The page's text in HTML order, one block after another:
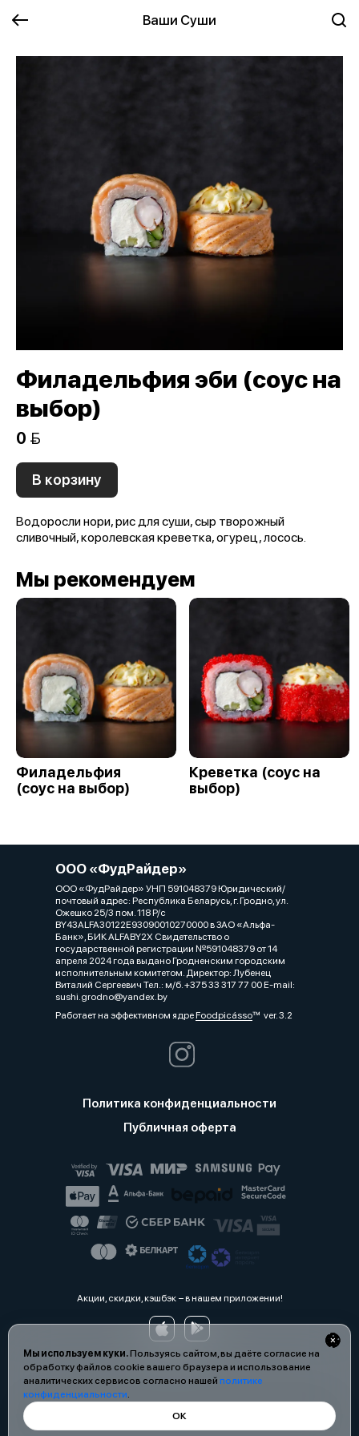
Ваши Суши
Мы используем куки.Пользуясь сайтом, вы даёте согласие на
обработку файлов cookie вашего браузера и использование
аналитических сервисов согласно нашей политике
конфиденциальности.
ОК
Филадельфия эби (соус на
выбор)
0 
В корзину
Водоросли нори, рис для суши, сыр творожный
сливочный, королевская креветка, огурец, лосось.
Мы рекомендуем
Филадельфия
(соус на выбор)
Креветка (соус на
выбор)
ООО «ФудРайдер»
ООО «ФудРайдер» УНП 591048379 Юридический/
почтовый адрес: Республика Беларусь, г. Гродно, ул.
Ожешко 25/3 пом. 118 Р/с
BY43ALFA30122E93090010270000 в ЗАО «Альфа-
Банк», БИК ALFABY2X Свидетельство о
государственной регистрации №591048379 от 14
апреля 2024 года выдано Гродненским городским
исполнительным комитетом. Директор: Лубенец
Виталий Сергеевич Тел.: м/б. +375 33 317 77 00 E-mail:
sushi.grodno@yandex.by
Работает на эффективном ядреFoodpicássover. 3.2
Политика конфиденциальности
Публичная оферта
Акции, скидки, кэшбэк − в нашем приложении!